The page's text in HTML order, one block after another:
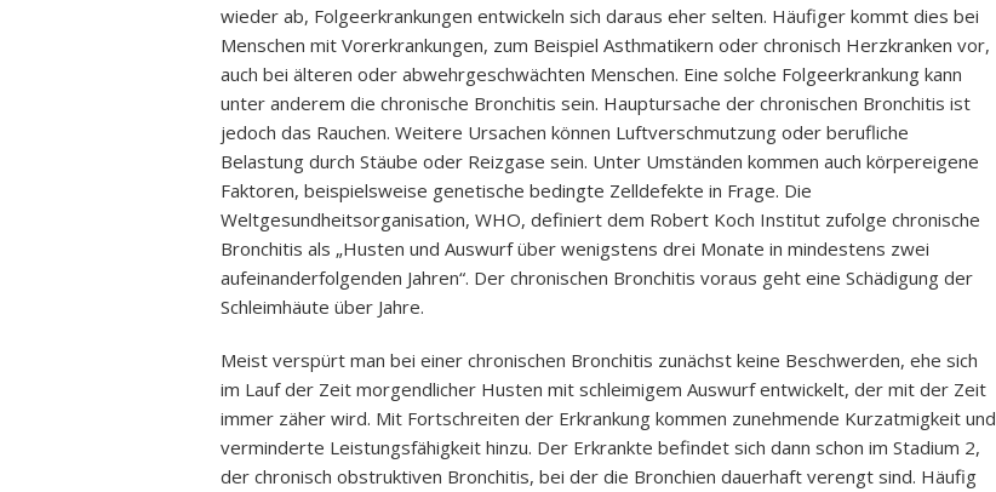
wieder ab, Folgeerkrankungen entwickeln sich daraus eher selten. Häufiger kommt dies bei
Menschen mit Vorerkrankungen, zum Beispiel Asthmatikern oder chronisch Herzkranken vor,
auch bei älteren oder abwehrgeschwächten Menschen. Eine solche Folgeerkrankung kann
unter anderem die chronische Bronchitis sein. Hauptursache der chronischen Bronchitis ist
jedoch das Rauchen. Weitere Ursachen können Luftverschmutzung oder berufliche
Belastung durch Stäube oder Reizgase sein. Unter Umständen kommen auch körpereigene
Faktoren, beispielsweise genetische bedingte Zelldefekte in Frage. Die
Weltgesundheitsorganisation, WHO, definiert dem Robert Koch Institut zufolge chronische
Bronchitis als „Husten und Auswurf über wenigstens drei Monate in mindestens zwei
aufeinanderfolgenden Jahren“. Der chronischen Bronchitis voraus geht eine Schädigung der
Schleimhäute über Jahre.
Meist verspürt man bei einer chronischen Bronchitis zunächst keine Beschwerden, ehe sich
im Lauf der Zeit morgendlicher Husten mit schleimigem Auswurf entwickelt, der mit der Zeit
immer zäher wird. Mit Fortschreiten der Erkrankung kommen zunehmende Kurzatmigkeit und
verminderte Leistungsfähigkeit hinzu. Der Erkrankte befindet sich dann schon im Stadium 2,
der chronisch obstruktiven Bronchitis, bei der die Bronchien dauerhaft verengt sind. Häufig